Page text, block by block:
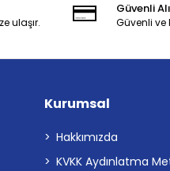
ulaşır.
Güvenli
Güvenli
Kurumsal
Hakkımızda
KVKK Aydınlatma